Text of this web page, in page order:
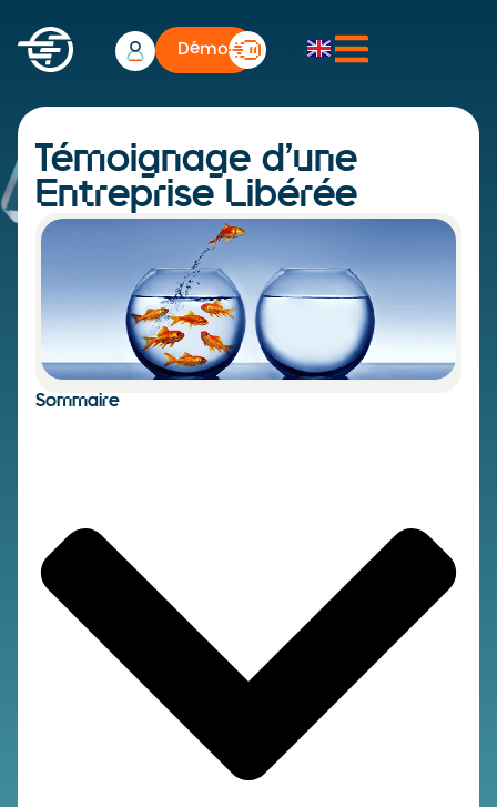
Démo
Témoignage d’une
Entreprise Libérée
Sommaire